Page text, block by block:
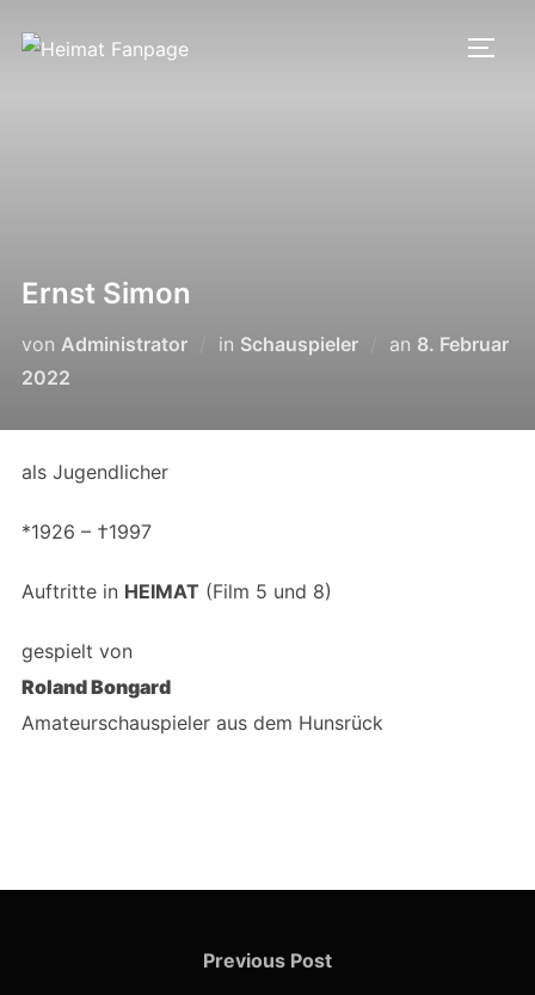
Inhalt
Ernst Simon
von Administrator in Schauspieler an 8. Februar
2022
als Jugendlicher
*1926 – †1997
Auftritte in HEIMAT (Film 5 und 8)
gespielt von
Roland Bongard
Amateurschauspieler aus dem Hunsrück
Previous
Previous Post